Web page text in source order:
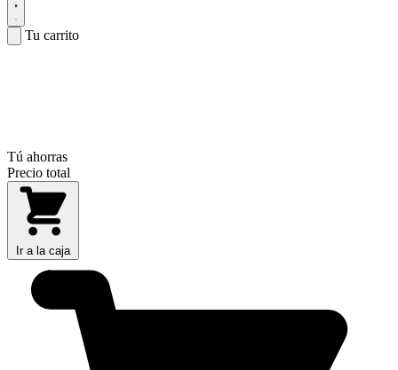
Tu carrito
Tú ahorras
Precio total
Ir a la caja